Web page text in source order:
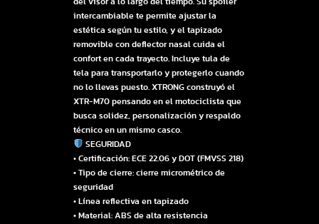
intercambiable te permite ajustar la
estética según tu estilo, y el tapizado
removible con deflector nasal cuida el
confort en cada trayecto. Incluye tula de
tela para transportarlo y protegerlo cuando
no lo llevas puesto. XTRONG construyó el
XTR-M70 pensando en el motociclista que
busca solidez, personalización y respaldo
técnico en un mismo casco.
SEGURIDAD
• Certificación: ECE 22.06 y DOT (FMVSS 218)
• Tipo de cierre: cierre micrométrico de
seguridad
• Línea reflectiva en tapizado
• Material: ABS de alta resistencia